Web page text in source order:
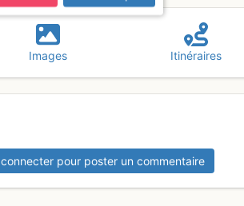
Images Itinéraires
connecter pour poster un commentaire